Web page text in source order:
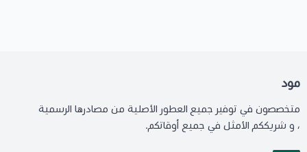
مود
متخصصون في توفير جميع العطور الأصلية من مصادرها الرسمية
، و شريككم الأمثل في جميع أوقاتكم.